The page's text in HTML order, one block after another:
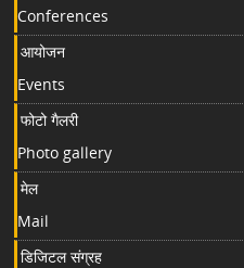
Conferences
आयोजन
Events
फोटो गैलरी
Photo gallery
मेल
Mail
डिजिटल संग्रह